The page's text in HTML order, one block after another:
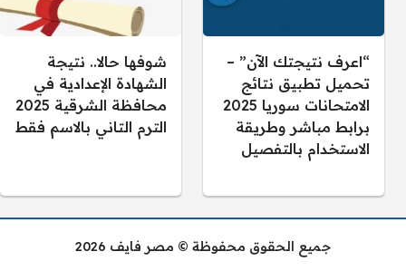
“اعرف نتيجتك الآن” –
تحميل تطبيق نتائج
الامتحانات سوريا 2025
برابط مباشر وطريقة
الاستخدام بالتفصيل
شوفها حالا.. نتيجة
الشهادة الإعدادية في
محافظة الشرقية 2025
الترم التاني بالاسم فقط
جميع الحقوق محفوظة © مصر فايف 2026